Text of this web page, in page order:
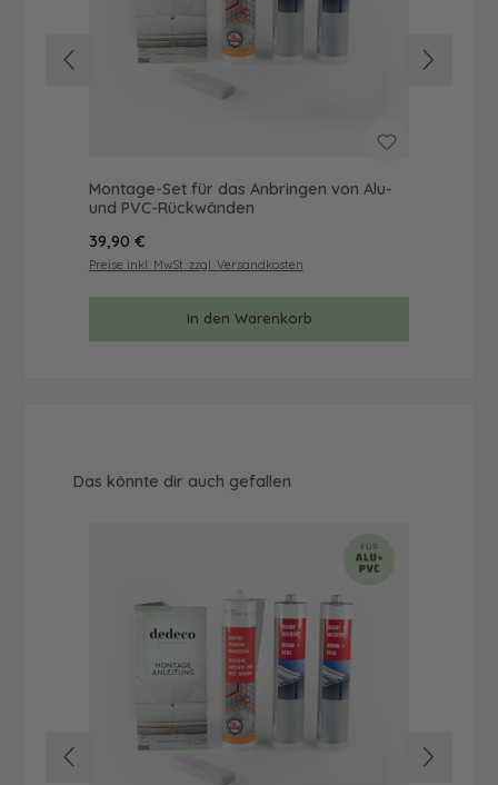
Montage-Set für das Anbringen von Alu-
und PVC-Rückwänden
Regulärer Preis:
39,90 €
Preise inkl. MwSt. zzgl. Versandkosten
In den Warenkorb
Produktgalerie überspringen
Das könnte dir auch gefallen